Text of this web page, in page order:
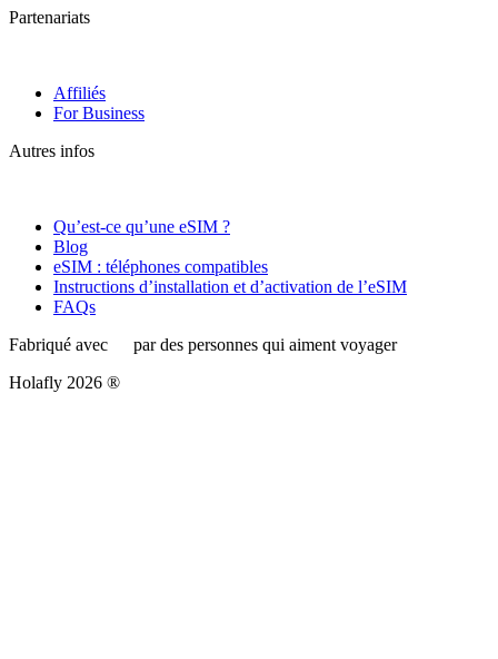
Partenariats
Affiliés
For Business
Autres infos
Qu’est-ce qu’une eSIM ?
Blog
eSIM : téléphones compatibles
Instructions d’installation et d’activation de l’eSIM
FAQs
Fabriqué avec
par des personnes qui aiment voyager
Holafly 2026 ®